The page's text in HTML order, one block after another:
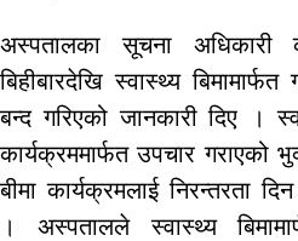
अस्पतालका सूचना अधिकारी
बिहीबारदेखि स्वास्थ्य
बन्द गरिएको जानकारी दिए ।
कार्यक्रममार्फत उपचार गराएको
बीमा कार्यक्रमलाई निरन्तरता
। अस्पतालले स्वास्थ्य